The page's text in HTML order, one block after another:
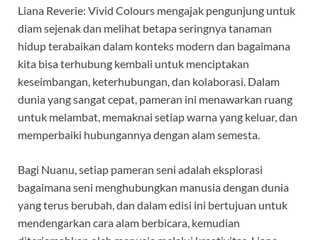
Liana Reverie: Vivid Colours mengajak pengunjung untuk
diam sejenak dan melihat betapa seringnya tanaman
hidup terabaikan dalam konteks modern dan bagaimana
kita bisa terhubung kembali untuk menciptakan
keseimbangan, keterhubungan, dan kolaborasi. Dalam
dunia yang sangat cepat, pameran ini menawarkan ruang
untuk melambat, memaknai setiap warna yang keluar, dan
memperbaiki hubungannya dengan alam semesta.
Bagi Nuanu, setiap pameran seni adalah eksplorasi
bagaimana seni menghubungkan manusia dengan dunia
yang terus berubah, dan dalam edisi ini bertujuan untuk
mendengarkan cara alam berbicara, kemudian